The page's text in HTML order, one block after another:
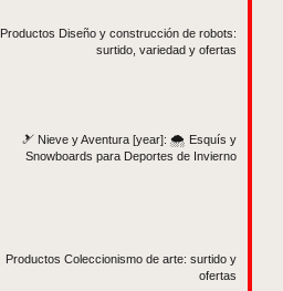
Productos Diseño y construcción de robots:
surtido, variedad y ofertas
🎿 Nieve y Aventura [year]: 🌨️ Esquís y
Snowboards para Deportes de Invierno
Productos Coleccionismo de arte: surtido y
ofertas